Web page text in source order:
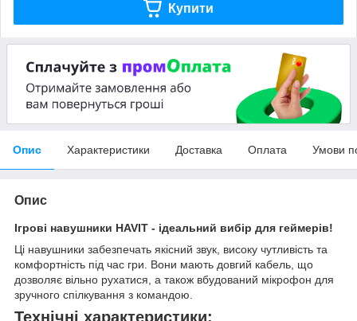
Купити
Опис Характеристики Доставка Оплата Умови
Опис
Ігрові навушники HAVIT - ідеальний вибір для геймерів!
Ці навушники забезпечать якісний звук, високу чутливість та
комфортність під час гри. Вони мають довгий кабель, що
дозволяє вільно рухатися, а також вбудований мікрофон для
зручного спілкування з командою.
Технічні характеристики: